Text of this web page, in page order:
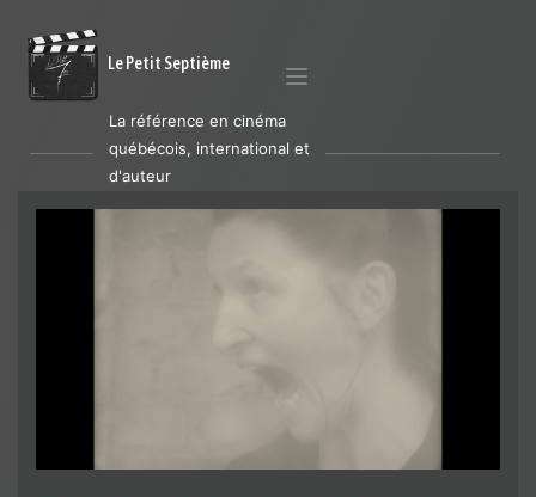
Le Petit Septième
La référence en cinéma
québécois, international et
d'auteur